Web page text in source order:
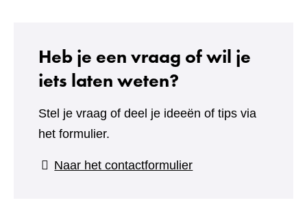
Heb je een vraag of wil je
iets laten weten?
Stel je vraag of deel je ideeën of tips via
het formulier.
Naar het contactformulier(verwijst